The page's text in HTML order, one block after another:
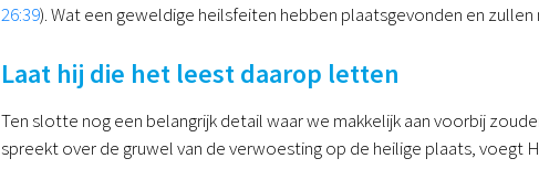
26:39). Wat een geweldige heilsfeiten hebben plaatsgevonden en
Laat hij die het leest daarop letten
Ten slotte nog een belangrijk detail waar we makkelijk aan voorbij
spreekt over de gruwel van de verwoesting op de heilige plaats, voegt